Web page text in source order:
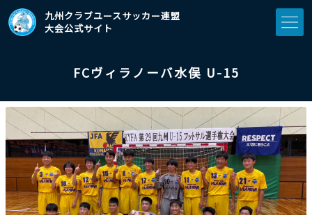
九州クラブユースサッカー連盟
大会公式サイト
FCヴィラノーバ水俣 U-15